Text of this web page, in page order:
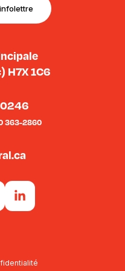
H7X 1C6
363-2860